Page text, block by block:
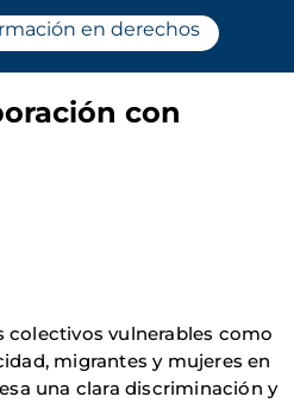
en derechos
con
colectivos vulnerables como
migrantes y mujeres en
una clara discriminación y